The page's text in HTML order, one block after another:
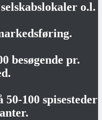
o.l.
besøgende pr.
100 spisesteder